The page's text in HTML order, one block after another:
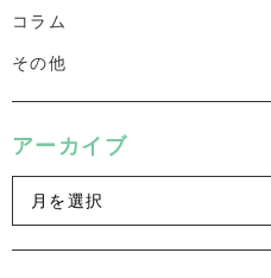
コラム
その他
アーカイブ